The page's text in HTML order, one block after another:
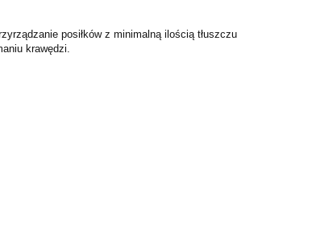
posiłków z minimalną ilością tłuszczu
krawędzi.